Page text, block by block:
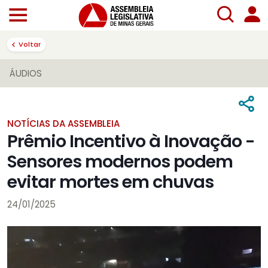
Voltar
ÁUDIOS
NOTÍCIAS DA ASSEMBLEIA
Prêmio Incentivo à Inovação -
Sensores modernos podem
evitar mortes em chuvas
24/01/2025